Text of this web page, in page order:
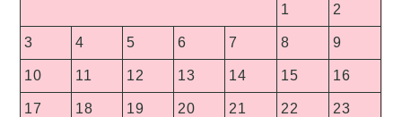
1 2
3 4 5 6 7 8 9
10 11 12 13 14 15 16
17 18 19 20 21 22 23